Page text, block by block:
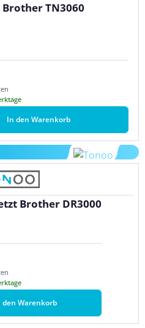
TN3060
In den Warenkorb
Brother DR3000
den Warenkorb